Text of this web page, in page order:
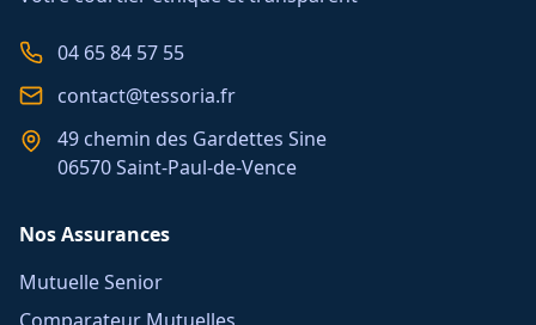
04 65 84 57 55
contact@tessoria.fr
49 chemin des Gardettes Sine
06570 Saint-Paul-de-Vence
Nos Assurances
Mutuelle Senior